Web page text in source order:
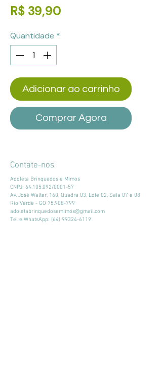
R$ 39,90
Quantidade *
Adicionar ao carrinho
Comprar Agora
Contate-nos
Adoleta Brinquedos e Mimos
CNPJ: 64.105.092/0001-57
Av. José Walter, 160, Quadra 03, Lote 02, Sala 07 e 08
Rio Verde - GO 75.908-799
adoletabrinquedosemimos@gmail.com
Tel e WhatsApp: (64) 99324-6119